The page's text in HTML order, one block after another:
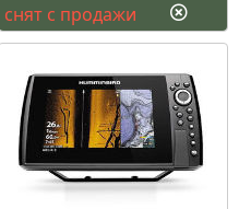
снят с продажи